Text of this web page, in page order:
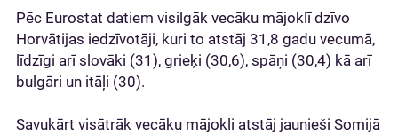
Pēc Eurostat datiem visilgāk vecāku mājoklī dzīvo
Horvātijas iedzīvotāji, kuri to atstāj 31,8 gadu vecumā,
līdzīgi arī slovāki (31), grieķi (30,6), spāņi (30,4) kā arī
bulgāri un itāļi (30).
Savukārt visātrāk vecāku mājokli atstāj jaunieši Somijā